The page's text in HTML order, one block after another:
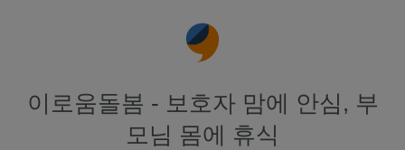
이로움돌봄 - 보호자 맘에 안심, 부
모님 몸에 휴식